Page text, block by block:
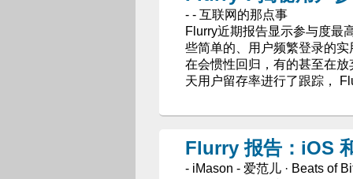
- - 互联网的那点事
Flurry近期报告显示参与度最
些简单的、用户频繁登录的
在会惯性回归，有的甚至在
天用户留存率进行了跟踪，
Flurry 报告：iOS
- iMason - 爱范儿 · Beats of